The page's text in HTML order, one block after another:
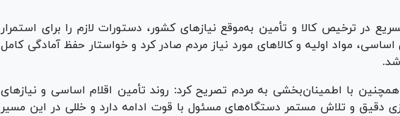
در ترخیص کالا و تأمین به‌موقع نیاز‌های کشور، دستورات لازم را برای استمرار
اساسی، مواد اولیه و کالا‌های مورد نیاز مردم صادر کرد و خواستار حفظ آمادگی کامل
با اطمینان‌بخشی به مردم تصریح کرد: روند تأمین اقلام اساسی و نیاز‌های
دقیق و تلاش مستمر دستگاه‌های مسئول با قوت ادامه دارد و خللی در این مسیر